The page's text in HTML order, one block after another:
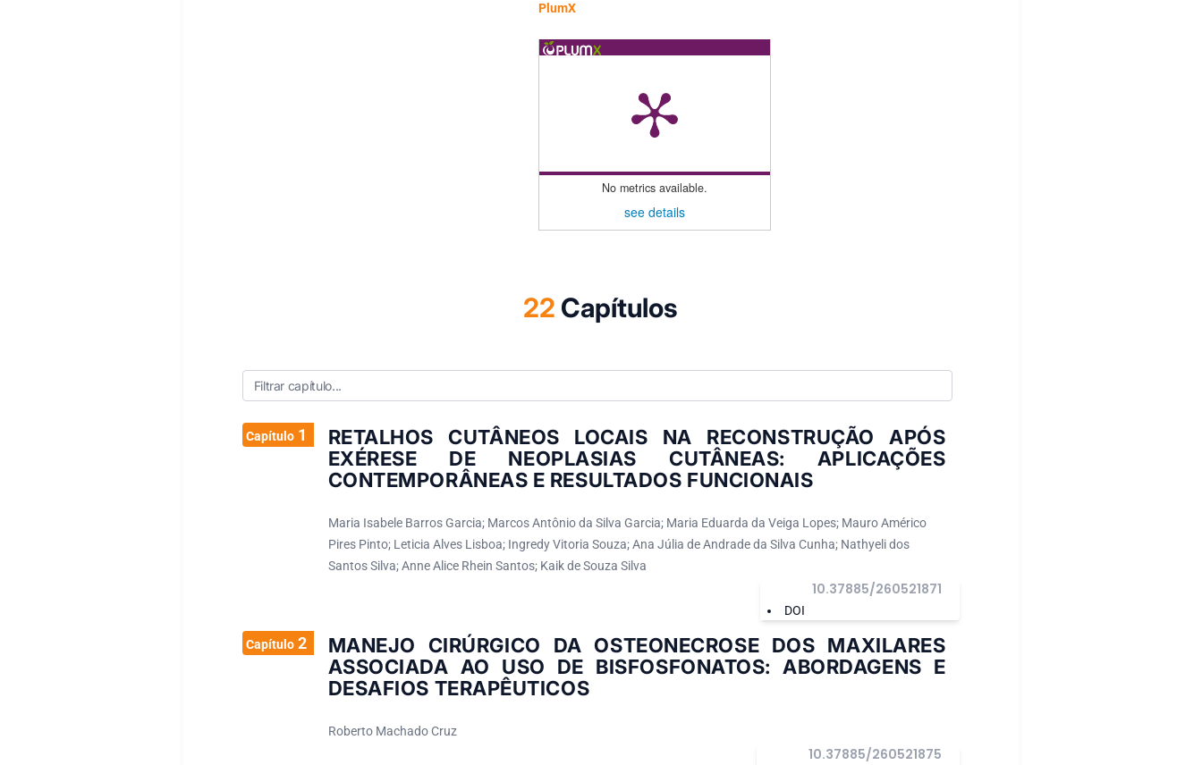
PlumX
No metrics available.
see details
22 Capítulos
Capítulo1
RETALHOS CUTÂNEOS LOCAIS NA RECONSTRUÇÃO APÓS
EXÉRESE DE NEOPLASIAS CUTÂNEAS: APLICAÇÕES
CONTEMPORÂNEAS E RESULTADOS FUNCIONAIS
Maria Isabele Barros Garcia; Marcos Antônio da Silva Garcia; Maria Eduarda da Veiga Lopes; Mauro Américo
Pires Pinto; Leticia Alves Lisboa; Ingredy Vitoria Souza; Ana Júlia de Andrade da Silva Cunha; Nathyeli dos
Santos Silva; Anne Alice Rhein Santos; Kaik de Souza Silva
DOI
10.37885/260521871
Capítulo2
MANEJO CIRÚRGICO DA OSTEONECROSE DOS MAXILARES
ASSOCIADA AO USO DE BISFOSFONATOS: ABORDAGENS E
DESAFIOS TERAPÊUTICOS
Roberto Machado Cruz
10.37885/260521875